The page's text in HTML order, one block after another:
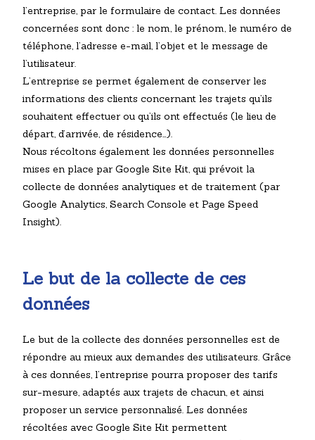
l’entreprise, par le formulaire de contact. Les données
concernées sont donc : le nom, le prénom, le numéro de
téléphone, l’adresse e-mail, l’objet et le message de
l’utilisateur.
L’entreprise se permet également de conserver les
informations des clients concernant les trajets qu’ils
souhaitent effectuer ou qu’ils ont effectués (le lieu de
départ, d’arrivée, de résidence…).
Nous récoltons également les données personnelles
mises en place par Google Site Kit, qui prévoit la
collecte de données analytiques et de traitement (par
Google Analytics, Search Console et Page Speed
Insight).
Le but de la collecte de ces
données
Le but de la collecte des données personnelles est de
répondre au mieux aux demandes des utilisateurs. Grâce
à ces données, l’entreprise pourra proposer des tarifs
sur-mesure, adaptés aux trajets de chacun, et ainsi
proposer un service personnalisé. Les données
récoltées avec Google Site Kit permettent